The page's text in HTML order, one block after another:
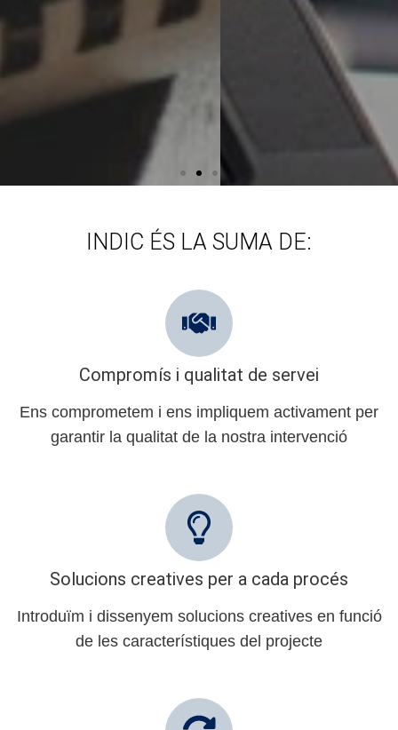
dinamització
MÉS INFORMACIÓ
INDIC ÉS LA SUMA DE:
Compromís i qualitat de servei
Ens comprometem i ens impliquem activament per
garantir la qualitat de la nostra intervenció
Solucions creatives per a cada procés
Introduïm i dissenyem solucions creatives en funció
de les característiques del projecte